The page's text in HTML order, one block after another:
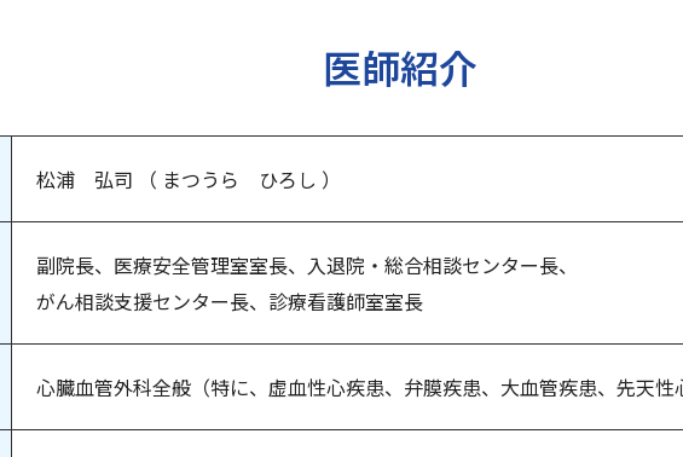
医師紹介
松浦 弘司 （ まつうら ひろし ）
副院長、医療安全管理室室長、入退院・総合相談センター長、
がん相談支援センター長、診療看護師室室長
心臓血管外科全般（特に、虚血性心疾患、弁膜疾患、大血管疾患、先天性